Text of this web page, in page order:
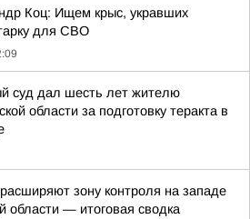
Коц: Ищем крыс, укравших
для СВО
суд дал шесть лет жителю
области за подготовку теракта в
зону контроля на западе
области — итоговая сводка